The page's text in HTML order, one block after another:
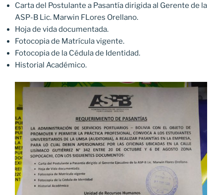
Carta del Postulante a Pasantía dirigida al Gerente de la
ASP-B Lic. Marwin FLores Orellano.
Hoja de vida documentada.
Fotocopia de Matrícula vigente.
Fotocopia de la Cédula de Identidad.
Historial Académico.